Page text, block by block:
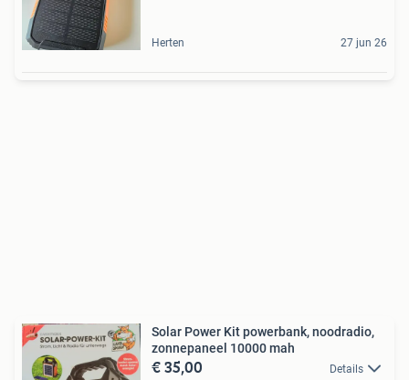
Herten 27 jun 26
Solar Power Kit powerbank, noodradio,
zonnepaneel 10000 mah
€ 35,00 Details